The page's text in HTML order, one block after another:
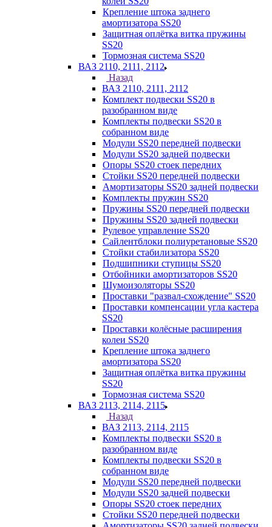
Крепление штока заднего
амортизатора SS20
Защитная оплётка витка пружины
SS20
Тормозная система SS20
ВАЗ 2110, 2111, 2112
Назад
ВАЗ 2110, 2111, 2112
Комплект подвески SS20 в
разобранном виде
Комплекты подвески SS20 в
собранном виде
Модули SS20 передней подвески
Модули SS20 задней подвески
Опоры SS20 стоек передних
Стойки SS20 передней подвески
Амортизаторы SS20 задней подвески
Комплекты пружин SS20
Пружины SS20 передней подвески
Пружины SS20 задней подвески
Рулевое управление SS20
Сайлентблоки полиуретановые SS20
Стойки стабилизатора SS20
Подшипники ступицы SS20
Отбойники амортизаторов SS20
Шумоизоляторы SS20
Проставки "развал-схождение" SS20
Проставки компенсации угла кастера
SS20
Проставки колёсные расширения
колеи SS20
Крепление штока заднего
амортизатора SS20
Защитная оплётка витка пружины
SS20
Тормозная система SS20
ВАЗ 2113, 2114, 2115
Назад
ВАЗ 2113, 2114, 2115
Комплекты подвески SS20 в
разобранном виде
Комплекты подвески SS20 в
собранном виде
Модули SS20 передней подвески
Модули SS20 задней подвески
Опоры SS20 стоек передних
Стойки SS20 передней подвески